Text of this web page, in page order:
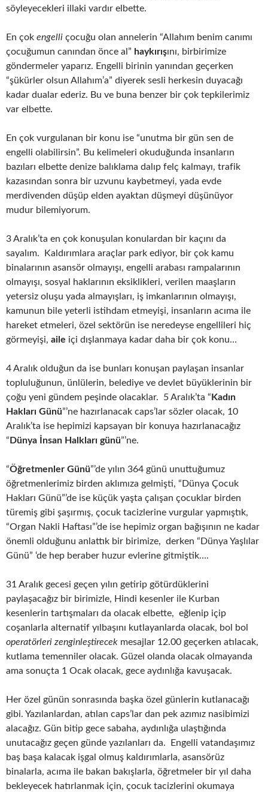
söyleyecekleri illaki vardır elbette.
En çok engelli çocuğu olan annelerin “Allahım benim canımı
çocuğumun canından önce al” haykırışını, birbirimize
göndermeler yaparız. Engelli birinin yanından geçerken
“şükürler olsun Allahım’a” diyerek sesli herkesin duyacağı
kadar dualar ederiz. Bu ve buna benzer bir çok tepkilerimiz
var elbette.
En çok vurgulanan bir konu ise “unutma bir gün sen de
engelli olabilirsin”. Bu kelimeleri okuduğunda insanların
bazıları elbette denize balıklama dalıp felç kalmayı, trafik
kazasından sonra bir uzvunu kaybetmeyi, yada evde
merdivenden düşüp elden ayaktan düşmeyi düşünüyor
mudur bilemiyorum.
3 Aralık’ta en çok konuşulan konulardan bir kaçını da
sayalım. Kaldırımlara araçlar park ediyor, bir çok kamu
binalarının asansör olmayışı, engelli arabası rampalarının
olmayışı, sosyal haklarının eksiklikleri, verilen maaşların
yetersiz oluşu yada almayışları, iş imkanlarının olmayışı,
kamunun bile yeterli istihdam etmeyişi, insanların acıma ile
hareket etmeleri, özel sektörün ise neredeyse engellileri hiç
görmeyişi, aile içi dışlanmaya kadar daha bir çok konu…
4 Aralık olduğun da ise bunları konuşan paylaşan insanlar
topluluğunun, ünlülerin, belediye ve devlet büyüklerinin bir
çoğu yeni gündem peşinde olacaklar. 5 Aralık’ta “ Kadın
Hakları Günü”’ne hazırlanacak caps’lar sözler olacak, 10
Aralık’ta ise hepimizi kapsayan bir konuya hazırlanacağız
“ Dünya İnsan Halkları günü”’ne.
“Öğretmenler Günü”’de yılın 364 günü unuttuğumuz
öğretmenlerimiz birden aklımıza gelmişti, “Dünya Çocuk
Hakları Günü”’de ise küçük yaşta çalışan çocuklar birden
türemiş gibi şaşırmış, çocuk tacizlerine vurgular yapmıştık,
“Organ Nakli Haftası”’de ise hepimiz organ bağışının ne kadar
önemli olduğunu anlattık bir birimize, derken “Dünya Yaşlılar
Günü” ‘de hep beraber huzur evlerine gitmiştik….
31 Aralık gecesi geçen yılın getirip götürdüklerini
paylaşacağız bir birimizle, Hindi kesenler ile Kurban
kesenlerin tartışmaları da olacak elbette, eğlenip içip
coşanlarla alternatif yılbaşını kutlayanlarda olacak, bol bol
operatörleri zenginleştirecek mesajlar 12.00 geçerken atılacak,
kutlama temenniler olacak. Güzel olanda olacak olmayanda
ama sonuçta 1 Ocak olacak, gece aydınlığa kavuşacak.
Her özel günün sonrasında başka özel günlerin kutlanacağı
gibi. Yazılanlardan, atılan caps’lar dan pek azımız nasibimizi
alacağız. Gün bitip gece sabaha, aydınlığa ulaştığında
unutacağız geçen günde yazılanları da. Engelli vatandaşımız
baş başa kalacak işgal olmuş kaldırımlarla, asansörüz
binalarla, acıma ile bakan bakışlarla, öğretmeler bir yıl daha
bekleyecek hatırlanmak için, çocuk tacizlerini okumaya